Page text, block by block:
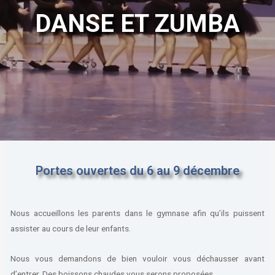
DANSE ET ZUMBA
Portes ouvertes du 6 au 9 décembre
Nous accueillons les parents dans le gymnase afin qu’ils puissent
assister au cours de leur enfants.
Nous vous demandons de bien vouloir vous déchausser avant